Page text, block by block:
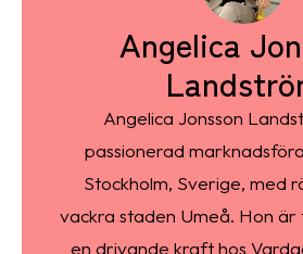
Angelica
Angelica Jonsson
passionerad
Stockholm, Sverige, med
vackra staden Umeå. Hon
en drivande kraft hos